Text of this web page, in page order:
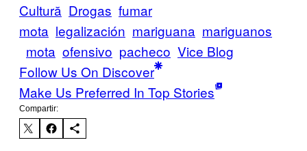
Cultură Drogas fumar
mota legalización mariguana mariguanos
mota ofensivo pacheco Vice Blog
Follow Us On Discover
Make Us Preferred In Top Stories
Compartir: